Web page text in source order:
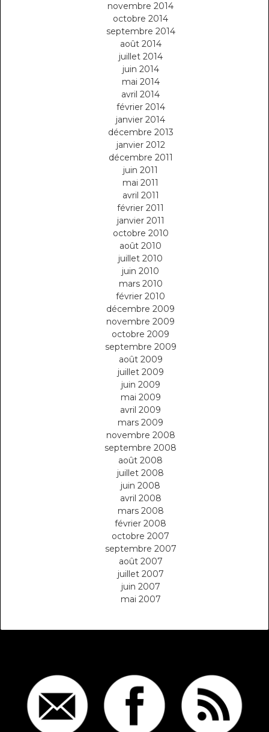
novembre 2014
octobre 2014
septembre 2014
août 2014
juillet 2014
juin 2014
mai 2014
avril 2014
février 2014
janvier 2014
décembre 2013
janvier 2012
décembre 2011
juin 2011
mai 2011
avril 2011
février 2011
janvier 2011
octobre 2010
août 2010
juillet 2010
juin 2010
mars 2010
février 2010
décembre 2009
novembre 2009
octobre 2009
septembre 2009
août 2009
juillet 2009
juin 2009
mai 2009
avril 2009
mars 2009
novembre 2008
septembre 2008
août 2008
juillet 2008
juin 2008
avril 2008
mars 2008
février 2008
octobre 2007
septembre 2007
août 2007
juillet 2007
juin 2007
mai 2007